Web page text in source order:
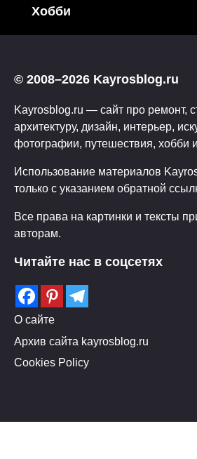
Хобби
© 2008–2026 Kayrosblog.ru
Kayrosblog.ru — сайт про ремонт,
архитектуру, дизайн, интерьер,
фотографии, путешествия, хобби
Использование материалов
только с указанием обратной
Все права на картинки и тексты
авторам.
Читайте нас в соцсетях
О сайте
Архив сайта kayrosblog.ru
Cookies Policy